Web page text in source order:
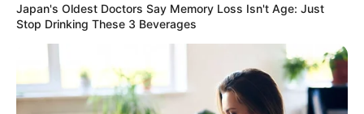
Japan's Oldest Doctors Say Memory Loss Isn't Age: Just
Stop Drinking These 3 Beverages